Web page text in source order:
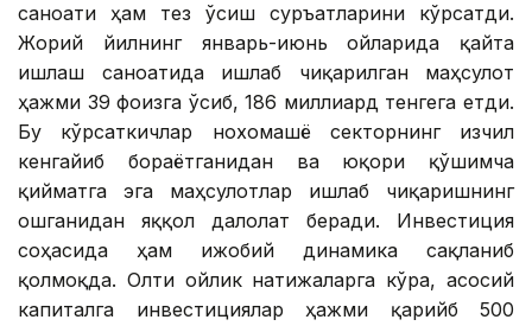
саноати ҳам тез ўсиш суръатларини кўрсатди.
Жорий йилнинг январь-июнь ойларида қайта
ишлаш саноатида ишлаб чиқарилган маҳсулот
ҳажми 39 фоизга ўсиб, 186 миллиард тенгега етди.
Бу кўрсаткичлар нохомашё секторнинг изчил
кенгайиб бораётганидан ва юқори қўшимча
қийматга эга маҳсулотлар ишлаб чиқаришнинг
ошганидан яққол далолат беради. Инвестиция
соҳасида ҳам ижобий динамика сақланиб
қолмоқда. Олти ойлик натижаларга кўра, асосий
капиталга инвестициялар ҳажми қарийб 500